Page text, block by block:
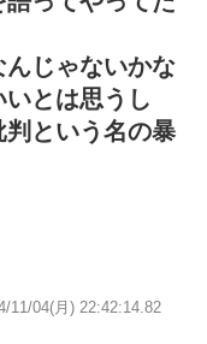
じゃないかな
とは思うし
という名の暴
11/04(月) 22:42:14.82